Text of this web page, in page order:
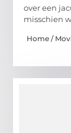
over een
misschien
Home /